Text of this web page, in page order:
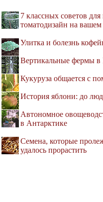
7 классных советов
томатодизайн на вашем
Улитка и болезнь
Вертикальные фермы в
Кукуруза общается с
История яблони: до
Автономное
в Антарктике
Семена, которые
удалось прорастить